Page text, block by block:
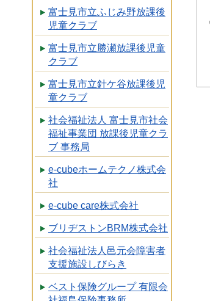
富士見市立ふじみ野放課後
児童クラブ
富士見市立勝瀬放課後児童
クラブ
富士見市立針ケ谷放課後児
童クラブ
社会福祉法人 富士見市社会
福祉事業団 放課後児童クラ
ブ 事務局
e-cubeホームテクノ株式会
社
e-cube care株式会社
ブリヂストンBRM株式会社
社会福祉法人邑元会障害者
支援施設しびらき
ベスト保険グループ 有限会